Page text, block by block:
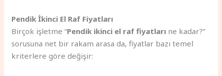
Pendik İkinci El Raf Fiyatları
Birçok işletme “Pendik ikinci el raf fiyatları ne kadar?”
sorusuna net bir rakam arasa da, fiyatlar bazı temel
kriterlere göre değişir: